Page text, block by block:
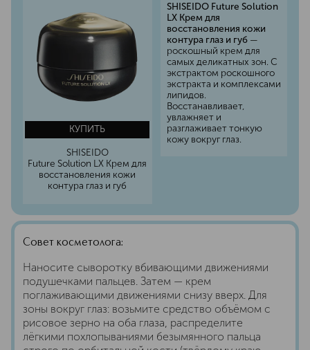
КУПИТЬ
SHISEIDO
Future Solution LX Крем для
восстановления кожи
контура глаз и губ
SHISEIDO Future Solution
LX Крем для
восстановления кожи
контура глаз и губ—
роскошный крем для
самых деликатных зон. С
экстрактом роскошного
экстракта и комплексами
липидов.
Восстанавливает,
увлажняет и
разглаживает тонкую
кожу вокруг глаз.
Совет косметолога:
Наносите сыворотку вбивающими движениями
подушечками пальцев. Затем — крем
поглаживающими движениями снизу вверх. Для
зоны вокруг глаз: возьмите средство объёмом с
рисовое зерно на оба глаза, распределите
лёгкими похлопываниями безымянного пальца